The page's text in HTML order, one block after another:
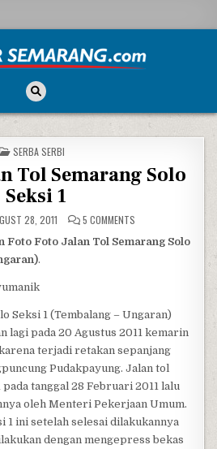
POSTED IN
SERBA SERBI
Tol Semarang Solo
Seksi 1
28, 2011 5 COMMENTSON UJI COBA JALAN
Foto Foto Jalan Tol Semarang Solo
.
Seksi 1 (Tembalang – Ungaran)
lagi pada 20 Agustus 2011 kemarin
terjadi retakan sepanjang
Pudakpayung. Jalan tol
pada tanggal 28 Februari 2011 lalu
oleh Menteri Pekerjaan Umum.
1 ini setelah selesai dilakukannya
dengan mengepress bekas